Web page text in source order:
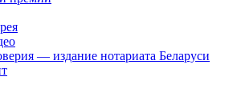
— издание нотариата Беларуси